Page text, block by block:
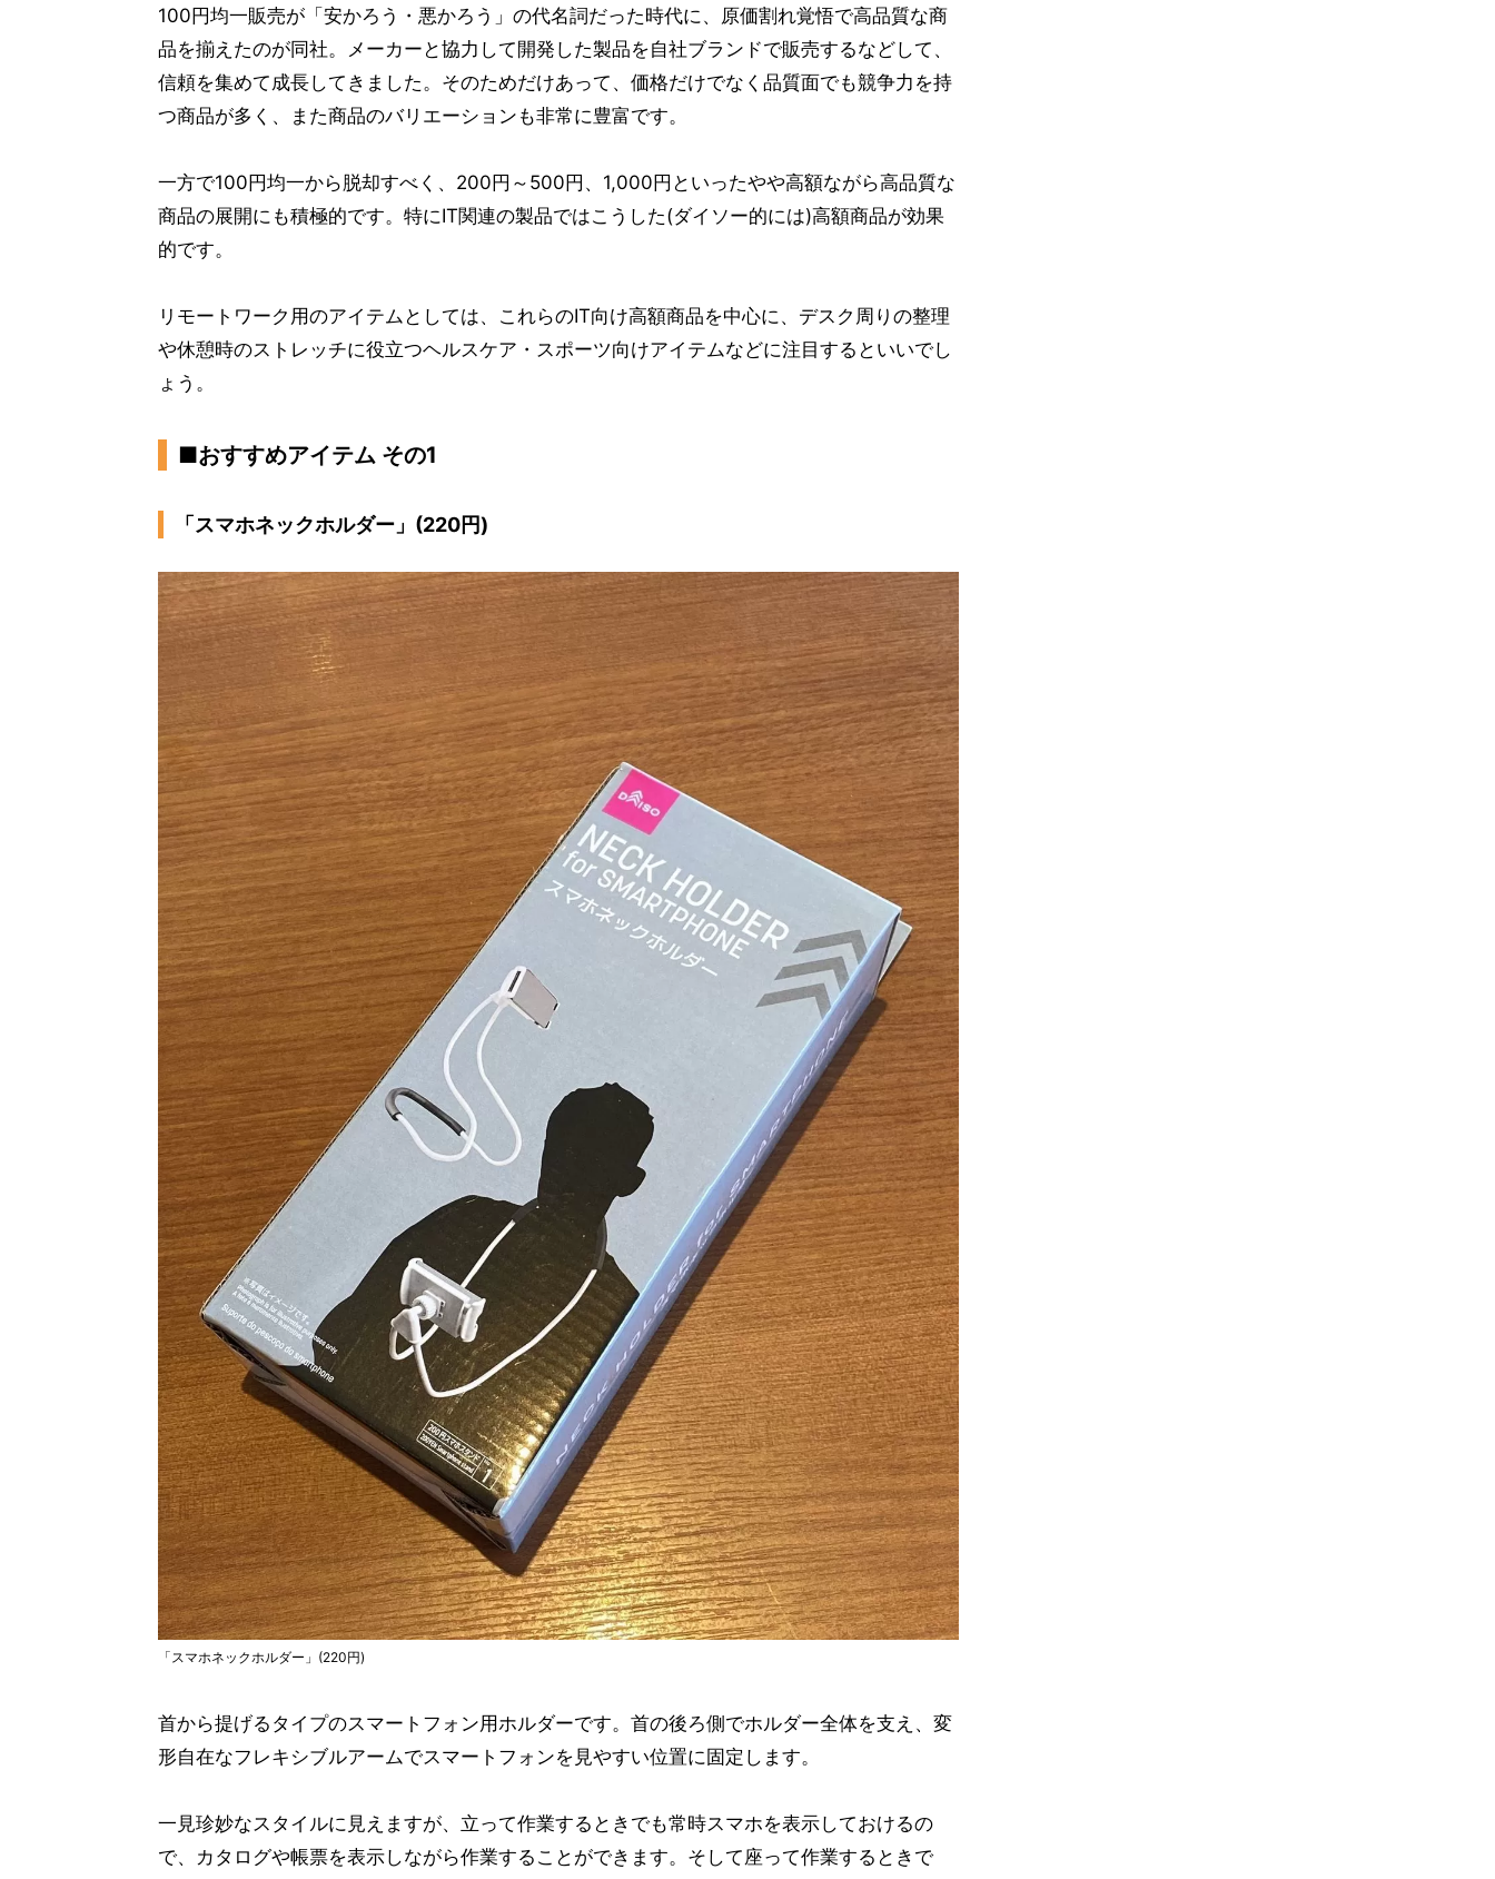
100円均一販売が「安かろう・悪かろう」の代名詞だった時代に、原価割れ覚悟で高品質な商
品を揃えたのが同社。メーカーと協力して開発した製品を自社ブランドで販売するなどして、
信頼を集めて成長してきました。そのためだけあって、価格だけでなく品質面でも競争力を持
つ商品が多く、また商品のバリエーションも非常に豊富です。
一方で100円均一から脱却すべく、200円～500円、1,000円といったやや高額ながら高品質な
商品の展開にも積極的です。特にIT関連の製品ではこうした(ダイソー的には)高額商品が効果
的です。
リモートワーク用のアイテムとしては、これらのIT向け高額商品を中心に、デスク周りの整理
や休憩時のストレッチに役立つヘルスケア・スポーツ向けアイテムなどに注目するといいでし
ょう。
■おすすめアイテム その1
「スマホネックホルダー」(220円)
「スマホネックホルダー」(220円)
首から提げるタイプのスマートフォン用ホルダーです。首の後ろ側でホルダー全体を支え、変
形自在なフレキシブルアームでスマートフォンを見やすい位置に固定します。
一見珍妙なスタイルに見えますが、立って作業するときでも常時スマホを表示しておけるの
で、カタログや帳票を表示しながら作業することができます。そして座って作業するときで